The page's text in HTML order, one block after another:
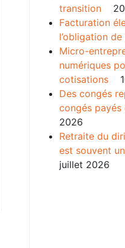
transition
Facturation
l’obligation
Micro-
numériques
cotisations
Des congés
congés payés
2026
Retraite du
est souvent
juillet 2026